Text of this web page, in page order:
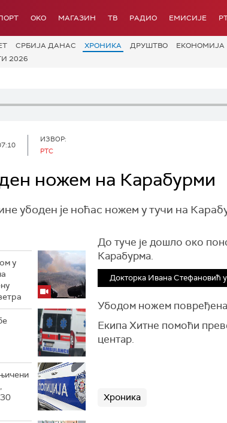
OKO МАГАЗИН ТВ РАДИО ЕМИСИЈЕ
СРБИЈА ДАНАС ХРОНИКА ДРУШТВО ЕКОНОМИЈА
2026
ИЗВОР:
РТС
ножем на Карабурми
убоден је ноћас ножем у тучи на
у
До туче је дошло око
Карабурма.
Докторка Ивана Стефановић
Убодом ножем повређена
Екипа Хитне помоћи
центар.
Хроника